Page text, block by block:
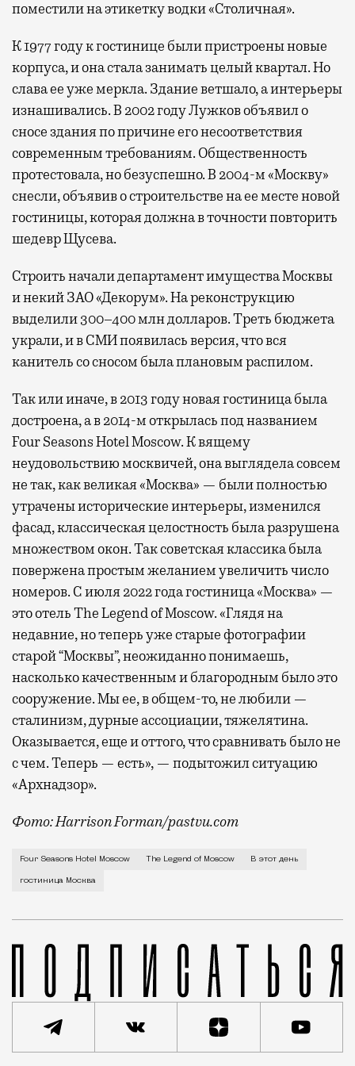
поместили на этикетку водки «Столичная».
К 1977 году к гостинице были пристроены новые
корпуса, и она стала занимать целый квартал. Но
слава ее уже меркла. Здание ветшало, а интерьеры
изнашивались. В 2002 году Лужков объявил о
сносе здания по причине его несоответствия
современным требованиям. Общественность
протестовала, но безуспешно. В 2004-м «Москву»
снесли, объявив о строительстве на ее месте новой
гостиницы, которая должна в точности повторить
шедевр Щусева.
Строить начали департамент имущества Москвы
и некий ЗАО «Декорум». На реконструкцию
выделили 300–400 млн долларов. Треть бюджета
украли, и в СМИ появилась версия, что вся
канитель со сносом была плановым распилом.
Так или иначе, в 2013 году новая гостиница была
достроена, а в 2014-м открылась под названием
Four Seasons Hotel Moscow. К вящему
неудовольствию москвичей, она выглядела совсем
не так, как великая «Москва» — были полностью
утрачены исторические интерьеры, изменился
фасад, классическая целостность была разрушена
множеством окон. Так советская классика была
повержена простым желанием увеличить число
номеров. С июля 2022 года гостиница «Москва» —
это отель The Legend of Moscow. «Глядя на
недавние, но теперь уже старые фотографии
старой “Москвы”, неожиданно понимаешь,
насколько качественным и благородным было это
сооружение. Мы ее, в общем-то, не любили —
сталинизм, дурные ассоциации, тяжелятина.
Оказывается, еще и оттого, что сравнивать было не
с чем. Теперь — есть», — подытожил ситуацию
«Архнадзор».
Фото: Harrison Forman/pastvu.com
Проекты перестройки Москвы большевики стали
Four Seasons Hotel Moscow The Legend of Moscow В этот день
гостиница Москва